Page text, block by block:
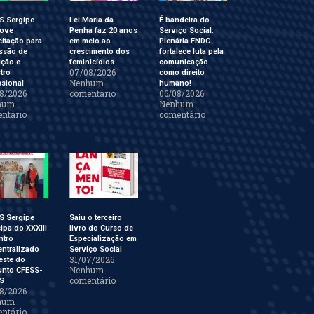
Sergipe
para
de
e
2026
Lei Maria da
Penha faz 20 anos
em meio ao
crescimento dos
feminicídios
07/08/2026
Nenhum
comentário
É bandeira do
Serviço Social:
Plenária FNDC
fortalece luta pela
comunicação
como direito
humano!
06/08/2026
Nenhum
comentário
Sergipe
do XXXIII
do
CFESS-
2026
Saiu o terceiro
livro do Curso de
Especialização em
Serviço Social
31/07/2026
Nenhum
comentário